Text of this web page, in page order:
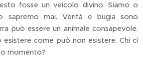
fosse un veicolo divino. Siamo o
sapremo mai. Verità e bugia sono
può essere un animale consapevole.
come può non esistere. Chi ci
momento?